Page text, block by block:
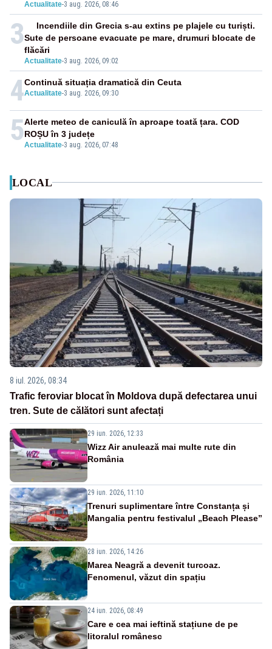
Actualitate-3 aug. 2026, 08:46
3
Actualitate-3 aug. 2026, 09:02
Incendiile din Grecia s-au extins pe plajele cu turiști.
Sute de persoane evacuate pe mare, drumuri blocate de
flăcări
4Actualitate-3 aug. 2026, 09:30
Continuă situația dramatică din Ceuta
5Actualitate-3 aug. 2026, 07:48
Alerte meteo de caniculă în aproape toată țara. COD
ROȘU în 3 județe
LOCAL
8 iul. 2026, 08:34
Trafic feroviar blocat în Moldova după defectarea unui
tren. Sute de călători sunt afectați
29 iun. 2026, 12:33
Wizz Air anulează mai multe rute din
România
29 iun. 2026, 11:10
Trenuri suplimentare între Constanța și
Mangalia pentru festivalul „Beach Please”
28 iun. 2026, 14:26
Marea Neagră a devenit turcoaz.
Fenomenul, văzut din spațiu
24 iun. 2026, 08:49
Care e cea mai ieftină stațiune de pe
litoralul românesc